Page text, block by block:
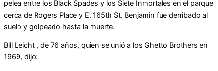
pelea entre los Black Spades y los Siete Inmortales en el parque
cerca de Rogers Place y E. 165th St. Benjamin fue derribado al
suelo y golpeado hasta la muerte.
Bill Leicht , de 76 años, quien se unió a los Ghetto Brothers en
1969, dijo: